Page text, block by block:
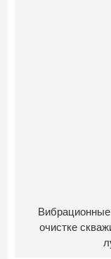
очистке